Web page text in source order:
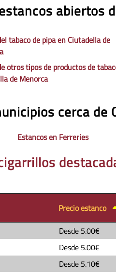
abiertos
tabaco de pipa en Ciutadella de
otros tipos de productos de
de Menorca
cerca de
Estancos en Ferreries
Precio estanco
Desde 5.00€
Desde 5.00€
Desde 5.10€